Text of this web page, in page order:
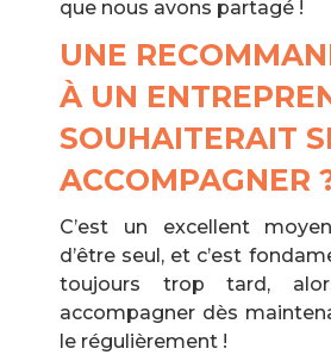
que nous avons partagé !
UNE
À UN
SOUHAITERAIT
ACCOMPAGNER
C’est un excellent
d’être seul, et c’est
toujours trop tard,
accompagner dès
le régulièrement !